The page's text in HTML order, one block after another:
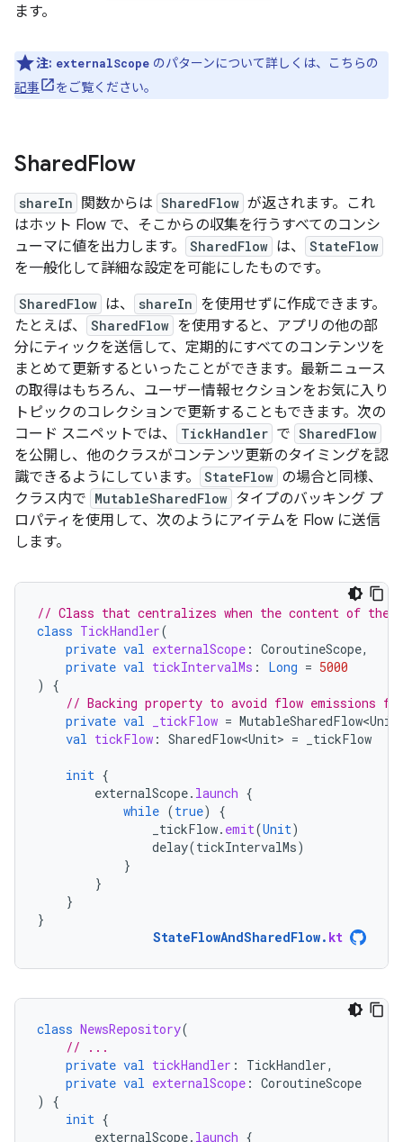
ます。
注: externalScope のパターンについて詳しくは、こちらの
記事
をご覧ください。
SharedFlow
shareIn 関数からは SharedFlow が返されます。これ
はホット Flow で、そこからの収集を行うすべてのコンシ
ューマに値を出力します。
SharedFlow は、 StateFlow
を一般化して詳細な設定を可能にしたものです。
SharedFlow は、 shareIn を使用せずに作成できます。
たとえば、
SharedFlow を使用すると、アプリの他の部
分にティックを送信して、定期的にすべてのコンテンツを
まとめて更新するといったことができます。最新ニュース
の取得はもちろん、ユーザー情報セクションをお気に入り
トピックのコレクションで更新することもできます。次の
コード スニペットでは、
TickHandler で SharedFlow
を公開し、他のクラスがコンテンツ更新のタイミングを認
識できるようにしています。
StateFlow の場合と同様、
クラス内で MutableSharedFlow タイプのバッキング プ
ロパティを使用して、次のようにアイテムを Flow に送信
します。
// Class that centralizes when the content of the
class TickHandler(
private val externalScope : CoroutineScope,
private val tickIntervalMs : Long = 5000
)
{
// Backing property to avoid flow emissions
private val _tickFlow =
val tickFlow : SharedFlow<Unit> = _tickFlow
init {
externalScope. launch {
while (true)
{
_tickFlow. emit(Unit)
delay(tickIntervalMs)
}
}
}
}
StateFlowAndSharedFlow. kt
class NewsRepository(
// ...
private val tickHandler : TickHandler,
private val externalScope : CoroutineScope
)
{
init {
externalScope. launch {